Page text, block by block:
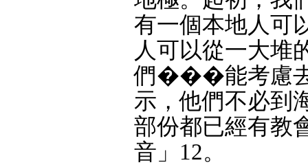
有一個本地人可
人可以從一大
們���能考慮去
示，他們不必到
部份都已經有教
音」12。